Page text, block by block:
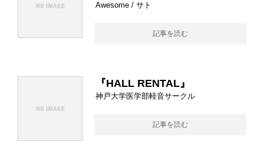
Awesome / サト
記事を読む
『HALL RENTAL』
神戸大学医学部軽音サークル
記事を読む